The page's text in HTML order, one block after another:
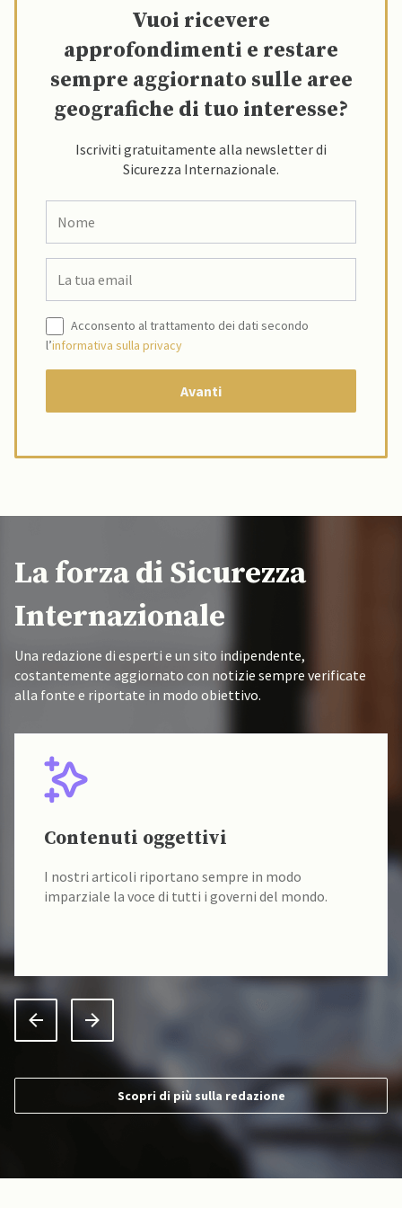
Vuoi ricevere
approfondimenti e restare
sempre aggiornato sulle aree
geografiche di tuo interesse?
Iscriviti gratuitamente alla newsletter di
Sicurezza Internazionale.
Acconsento al trattamento dei dati secondo
l’informativa sulla privacy
La forza di Sicurezza
Internazionale
Una redazione di esperti e un sito indipendente,
costantemente aggiornato con notizie sempre verificate
alla fonte e riportate in modo obiettivo.
Contenuti oggettivi
I nostri articoli riportano sempre in modo
imparziale la voce di tutti i governi del mondo.
Scopri di più sulla redazione